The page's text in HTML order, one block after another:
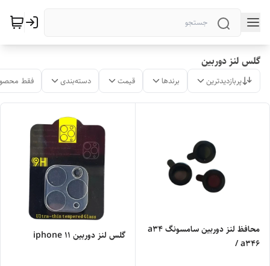
گلس لنز دوربین
پربازدیدترین برندها قیمت دسته‌بندی فقط
محافظ لنز دوربین سامسونگ a34
/ a346
گلس لنز دوربین iphone 11